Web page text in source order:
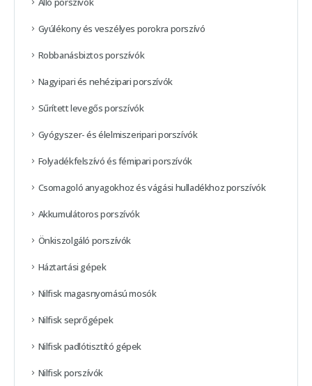
Gyúlékony és veszélyes porokra porszívó
Robbanásbiztos porszívók
Nagyipari és nehézipari porszívók
Sűrített levegős porszívók
Gyógyszer- és élelmiszeripari porszívók
Folyadékfelszívó és fémipari porszívók
Csomagoló anyagokhoz és vágási hulladékhoz porszívók
Akkumulátoros porszívók
Önkiszolgáló porszívók
Háztartási gépek
Nilfisk magasnyomású mosók
Nilfisk seprőgépek
Nilfisk padlótisztító gépek
Nilfisk porszívók